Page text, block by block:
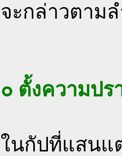
จะกล่าวตาม
๐ ตั้งความปร
ในกัปที่แสนแ